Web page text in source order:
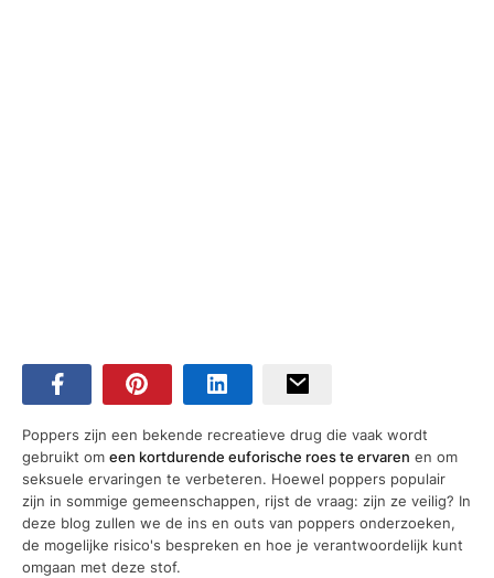
Poppers zijn een bekende recreatieve drug die vaak wordt
gebruikt om een kortdurende euforische roes te ervaren en om
seksuele ervaringen te verbeteren. Hoewel poppers populair
zijn in sommige gemeenschappen, rijst de vraag: zijn ze veilig? In
deze blog zullen we de ins en outs van poppers onderzoeken,
de mogelijke risico's bespreken en hoe je verantwoordelijk kunt
omgaan met deze stof.